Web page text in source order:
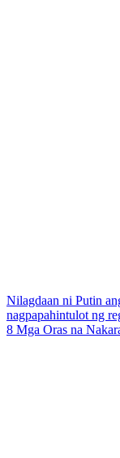
Nilagdaan ni Putin
nagpapahintulot ng
8 Mga Oras na